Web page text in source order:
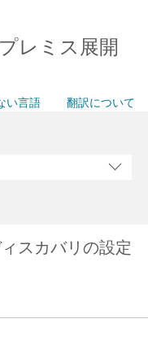
レミス展開
い言語 翻訳について
スカバリの設定